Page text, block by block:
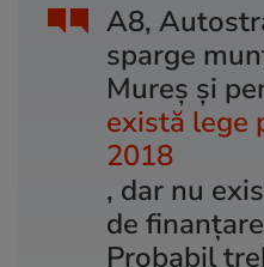
A8,
sparge
Mureș și
există lege
2018
, dar nu
de
Probabil